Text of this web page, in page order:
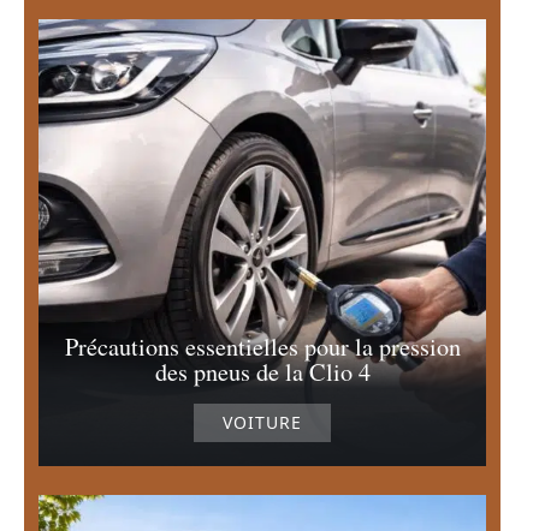
Précautions essentielles pour la pression
des pneus de la Clio 4
VOITURE